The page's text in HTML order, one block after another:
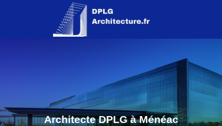
Architecte DPLG à Ménéac